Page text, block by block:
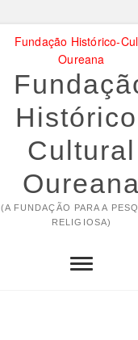
Cultural
Oureana
(A FUNDAÇÃO PARA A
RELIGIOSA)